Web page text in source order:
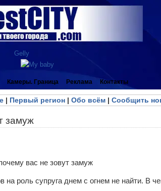
Камеры. Граница Реклама Контакты
| Первый регион| Обо всём| Сообщить
замуж
на роль супруга днем с огнем не найти. В